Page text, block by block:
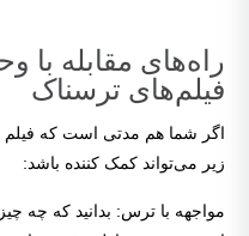
راه‌های مقابله
فیلم‌های ترسناک
اگر شما هم مدتی است که فیلم
زیر می‌تواند کمک کننده باشد:
مواجهه با ترس: بدانید که چه